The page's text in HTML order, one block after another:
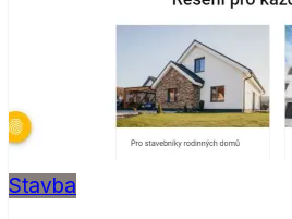
Stavba